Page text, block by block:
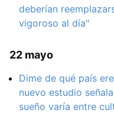
deberían
vigoroso al día"
22 mayo
Dime de qué país
nuevo estudio
sueño varía entre